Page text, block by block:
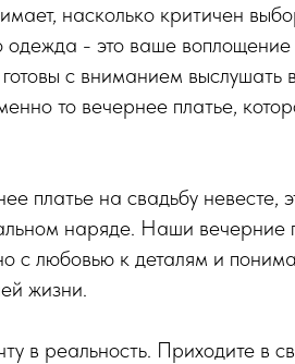
насколько критичен
одежда - это ваше
с вниманием выслушать
то вечернее платье,
платье на свадьбу невесте,
наряде. Наши вечерние
с любовью к деталям и
жизни.
в реальность. Приходите в